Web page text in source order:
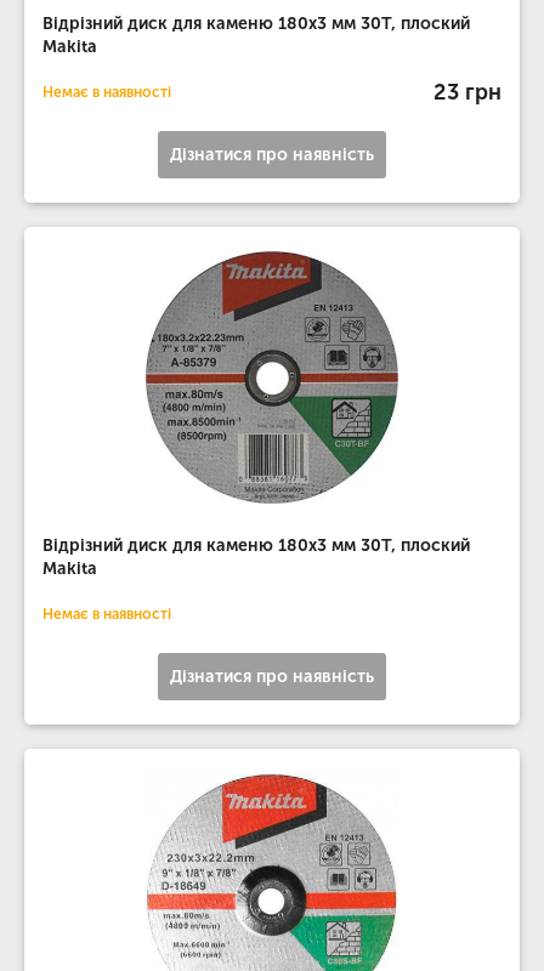
Відрізний диск для каменю 180х3 мм 30Т, плоский
Makita
Немає в наявності 23 грн
Дізнатися про наявність
Відрізний диск для каменю 180х3 мм 30Т, плоский
Makita
Немає в наявності
Дізнатися про наявність